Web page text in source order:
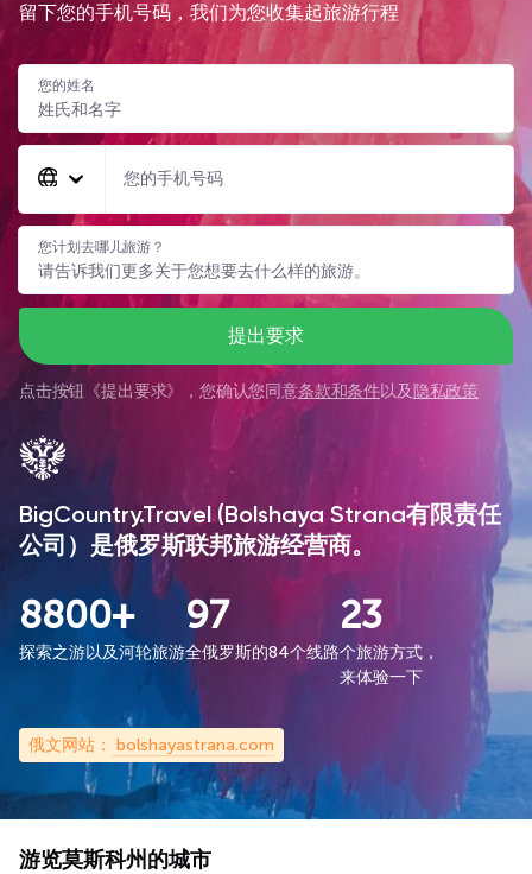
留下您的手机号码，我们为您收集起旅游行程
您的姓名
您的手机号码
您计划去哪儿旅游？
提出要求
点击按钮《提出要求》，您确认您同意条款和条件以及 隐私政策
BigCountry.Travel (Bolshaya Strana有限责任
公司）是俄罗斯联邦旅游经营商。
8800+
探索之游以及河轮旅游
97
全俄罗斯的84个线路
23
个旅游方式，
来体验一下
俄文网站： bolshayastrana.com
游览莫斯科州的城市